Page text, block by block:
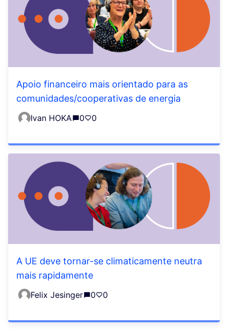
Apoio financeiro mais orientado para as
comunidades/cooperativas de energia
Ivan HOKA 0 0
A UE deve tornar-se climaticamente neutra
mais rapidamente
Felix Jesinger 0 0